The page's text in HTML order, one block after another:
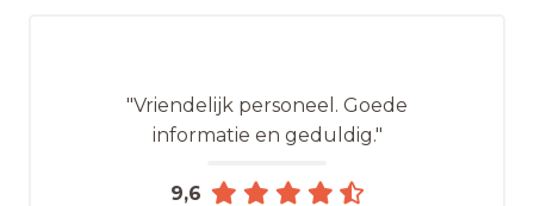
"Vriendelijk personeel. Goede
informatie en geduldig."
9,6